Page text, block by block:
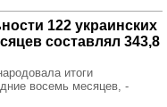
122 украинских
составлял 343,8
итоги
восемь месяцев, -